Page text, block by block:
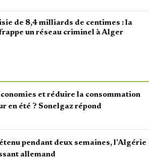
de 8,4 milliards de centimes : la
un réseau criminel à Alger
et réduire la consommation
en été ? Sonelgaz répond
pendant deux semaines, l’Algérie
allemand